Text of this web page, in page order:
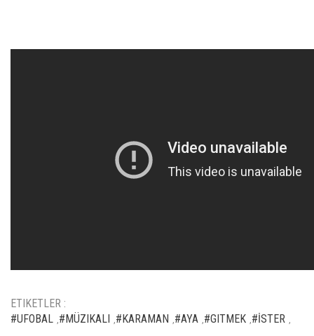
ETIKETLER :
#UFOBAL ,#MÜZIKALI ,#KARAMAN ,#AYA ,#GITMEK ,#İSTER ,